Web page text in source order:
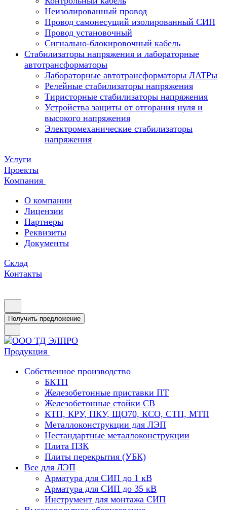
Неизолированный провод
Провод самонесущий изолированный СИП
Провод установочный
Сигнально-блокировочный кабель
Стабилизаторы напряжения и лабораторные
автотрансформаторы
Лабораторные автотрансформаторы ЛАТРы
Релейные стабилизаторы напряжения
Тиристорные стабилизаторы напряжения
Устройства защиты от отгорания нуля и
высокого напряжения
Электромеханические стабилизаторы
напряжения
Услуги
Проекты
Компания
О компании
Лицензии
Партнеры
Реквизиты
Документы
Склад
Контакты
Получить предложение
Продукция
Собственное производство
БКТП
Железобетонные приставки ПТ
Железобетонные стойки СВ
КТП, КРУ, ПКУ, ЩО70, КСО, СТП, МТП
Металлоконструкции для ЛЭП
Нестандартные металлоконструкции
Плита ПЗК
Плиты перекрытия (УБК)
Все для ЛЭП
Арматура для СИП до 1 кВ
Арматура для СИП до 35 кВ
Инструмент для монтажа СИП